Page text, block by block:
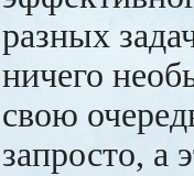
разных
ничего
свою
запросто, а